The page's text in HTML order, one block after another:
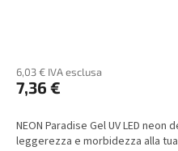
6,03 € IVA esclusa
7,36 €
NEON Paradise Gel UV LED
leggerezza e morbidezza alla